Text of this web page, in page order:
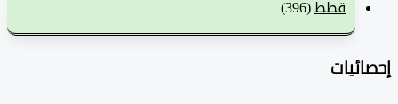
قطط (396)